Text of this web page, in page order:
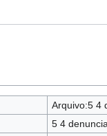
Arquivo:5 4
5 4